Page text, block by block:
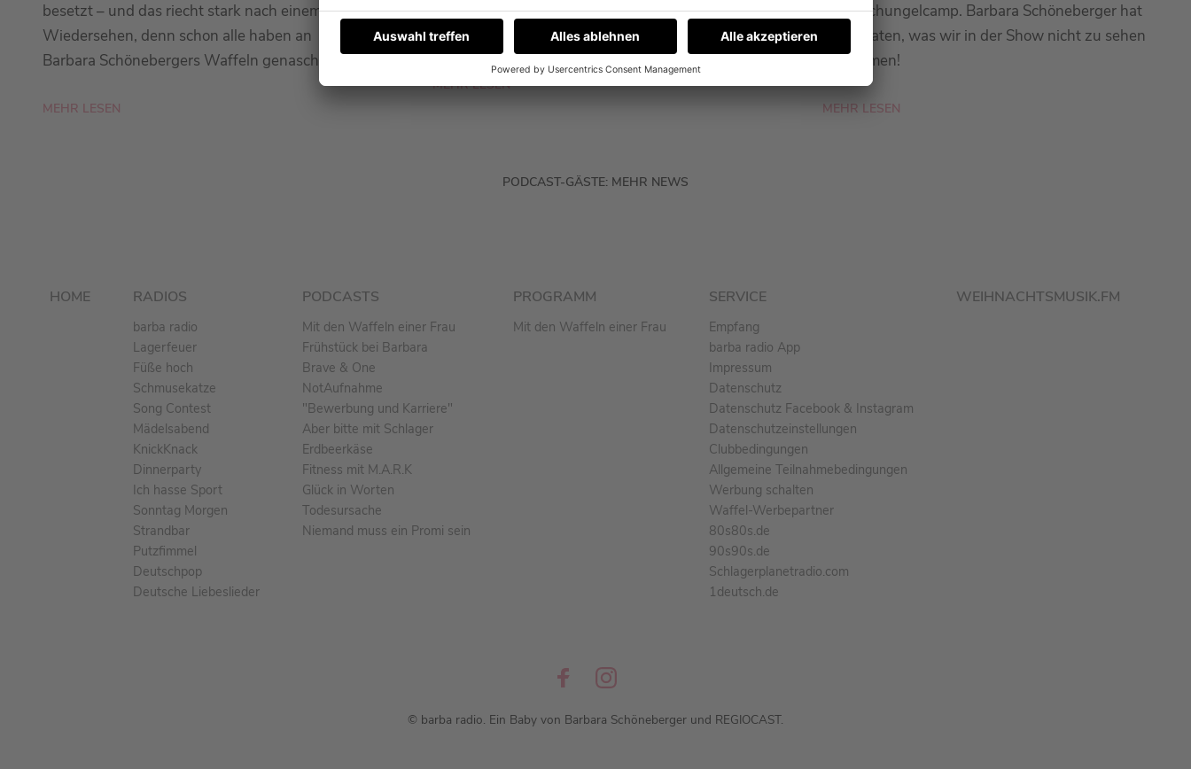
besetzt – und das riecht stark nach einem
Wiedersehen, denn schon alle haben an
Barbara Schönebergers Waffeln genascht.
MEHR LESEN
einer Frau“. Und ja, es geht auch um eine Sache,
die er nicht kann.
MEHR LESEN
das Dschungelcamp. Barbara Schöneberger hat
sie verraten, was wir in der Show nicht zu sehen
bekommen!
MEHR LESEN
PODCAST-GÄSTE: MEHR NEWS
HOME RADIOS
barba radio
Lagerfeuer
Füße hoch
Schmusekatze
Song Contest
Mädelsabend
KnickKnack
Dinnerparty
Ich hasse Sport
Sonntag Morgen
Strandbar
Putzfimmel
Deutschpop
Deutsche Liebeslieder
PODCASTS
Mit den Waffeln einer Frau
Frühstück bei Barbara
Brave & One
NotAufnahme
"Bewerbung und Karriere"
Aber bitte mit Schlager
Erdbeerkäse
Fitness mit M.A.R.K
Glück in Worten
Todesursache
Niemand muss ein Promi sein
PROGRAMM
Mit den Waffeln einer Frau
SERVICE
Empfang
barba radio App
Impressum
Datenschutz
Datenschutz Facebook & Instagram
Datenschutzeinstellungen
Clubbedingungen
Allgemeine Teilnahmebedingungen
Werbung schalten
Waffel-Werbepartner
80s80s.de
90s90s.de
Schlagerplanetradio.com
1deutsch.de
WEIHNACHTSMUSIK.FM
© barba radio. Ein Baby von Barbara Schöneberger und REGIOCAST.